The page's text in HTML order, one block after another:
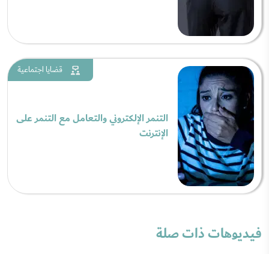
قضايا اجتماعية
التنمر الإلكتروني والتعامل مع التنمر على
الإنترنت
فيديوهات ذات صلة